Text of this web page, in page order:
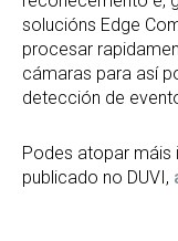
solucións Edge
procesar
cámaras para así
detección de
Podes atopar máis
publicado no DUVI,